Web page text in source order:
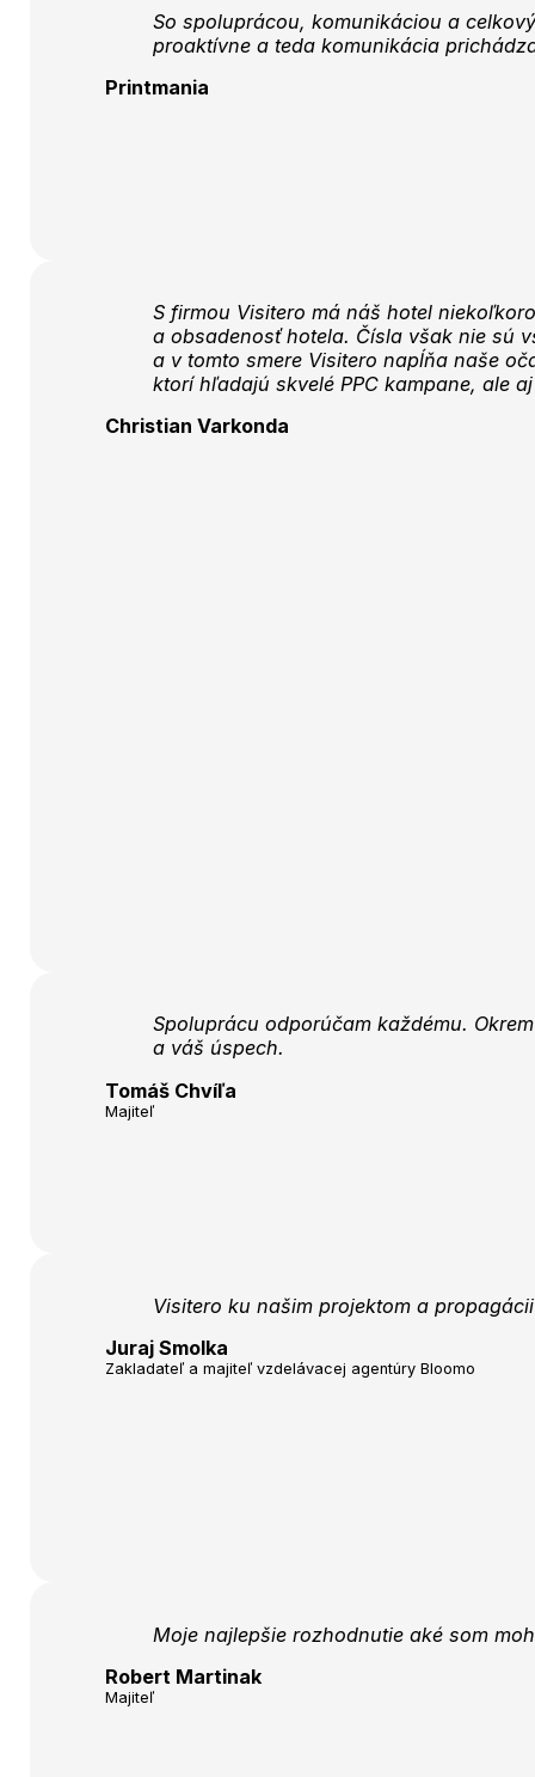
So spoluprácou, komunikáciou a
proaktívne a teda komunikácia
Printmania
S firmou Visitero má náš hotel
a obsadenosť hotela. Čísla však nie sú
a v tomto smere Visitero napĺňa naše
ktorí hľadajú skvelé PPC kampane, ale
Christian Varkonda
Spoluprácu odporúčam každému.
a váš úspech.
Tomáš Chvíľa
Majiteľ
Visitero ku našim projektom a
Juraj Smolka
Zakladateľ a majiteľ vzdelávacej agentúry Bloomo
Moje najlepšie rozhodnutie aké som
Robert Martinak
Majiteľ